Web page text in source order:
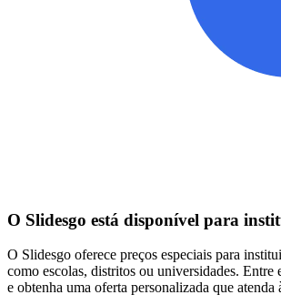
O Slidesgo está disponível para
O Slidesgo oferece preços especiais para
como escolas, distritos ou universidades. Entre
e obtenha uma oferta personalizada que atenda